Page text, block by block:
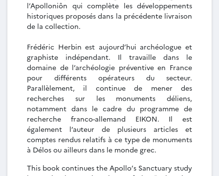
l’Apolloniôn qui complète les développements
historiques proposés dans la précédente livraison
de la collection.
Frédéric Herbin est aujourd’hui archéologue et
graphiste indépendant. Il travaille dans le
domaine de l’archéologie préventive en France
pour différents opérateurs du secteur.
Parallèlement, il continue de mener des
recherches sur les monuments déliens,
notamment dans le cadre du programme de
recherche franco-allemand EIKON. Il est
également l’auteur de plusieurs articles et
comptes rendus relatifs à ce type de monuments
à Délos ou ailleurs dans le monde grec.
This book continues the Apollo’s Sanctuary study